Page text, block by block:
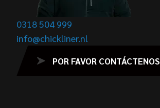
0318 504 999
info@chickliner.nl
POR FAVOR CONTÁCTENOS